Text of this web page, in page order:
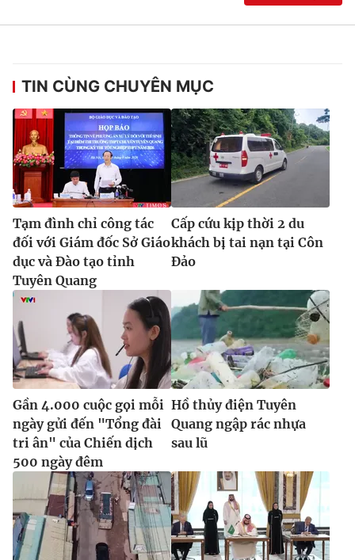
TIN CÙNG CHUYÊN MỤC
Tạm đình chỉ công tác
đối với Giám đốc Sở Giáo
dục và Đào tạo tỉnh
Tuyên Quang
Cấp cứu kịp thời 2 du
khách bị tai nạn tại Côn
Đảo
Gần 4.000 cuộc gọi mỗi
ngày gửi đến "Tổng đài
tri ân" của Chiến dịch
500 ngày đêm
Hồ thủy điện Tuyên
Quang ngập rác nhựa
sau lũ